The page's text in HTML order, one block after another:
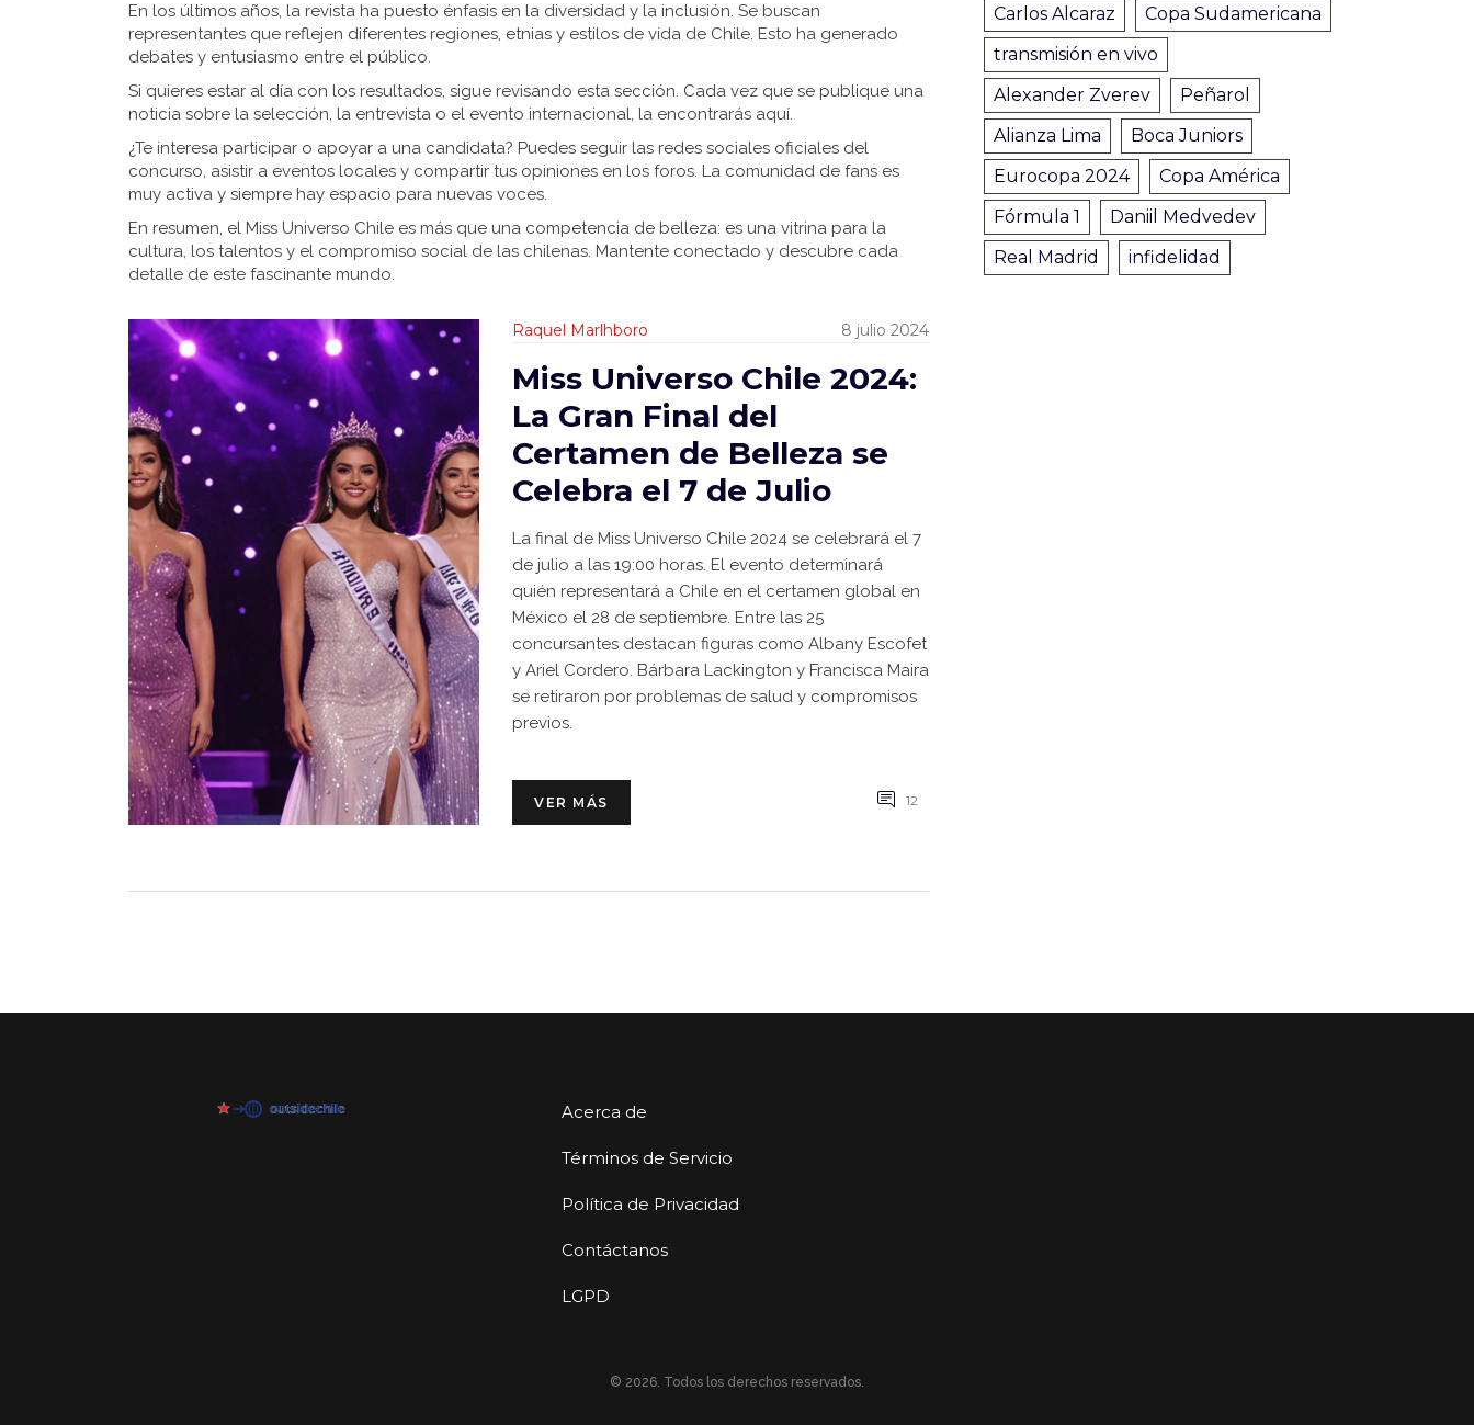
En los últimos años, la revista ha puesto énfasis en la diversidad y la inclusión. Se buscan
representantes que reflejen diferentes regiones, etnias y estilos de vida de Chile. Esto ha generado
debates y entusiasmo entre el público.
Si quieres estar al día con los resultados, sigue revisando esta sección. Cada vez que se publique una
noticia sobre la selección, la entrevista o el evento internacional, la encontrarás aquí.
¿Te interesa participar o apoyar a una candidata? Puedes seguir las redes sociales oficiales del
concurso, asistir a eventos locales y compartir tus opiniones en los foros. La comunidad de fans es
muy activa y siempre hay espacio para nuevas voces.
En resumen, el Miss Universo Chile es más que una competencia de belleza: es una vitrina para la
cultura, los talentos y el compromiso social de las chilenas. Mantente conectado y descubre cada
detalle de este fascinante mundo.
Raquel Marlhboro 8 julio 2024
Miss Universo Chile 2024:
La Gran Final del
Certamen de Belleza se
Celebra el 7 de Julio
La final de Miss Universo Chile 2024 se celebrará el 7
de julio a las 19:00 horas. El evento determinará
quién representará a Chile en el certamen global en
México el 28 de septiembre. Entre las 25
concursantes destacan figuras como Albany Escofet
y Ariel Cordero. Bárbara Lackington y Francisca Maira
se retiraron por problemas de salud y compromisos
previos.
VER MÁS 12
Carlos Alcaraz
Copa Sudamericana
transmisión en vivo
Alexander Zverev
Peñarol
Alianza Lima
Boca Juniors
Eurocopa 2024
Copa América
Fórmula 1
Daniil Medvedev
Real Madrid
infidelidad
Acerca de
Términos de Servicio
Política de Privacidad
Contáctanos
LGPD
© 2026. Todos los derechos reservados.